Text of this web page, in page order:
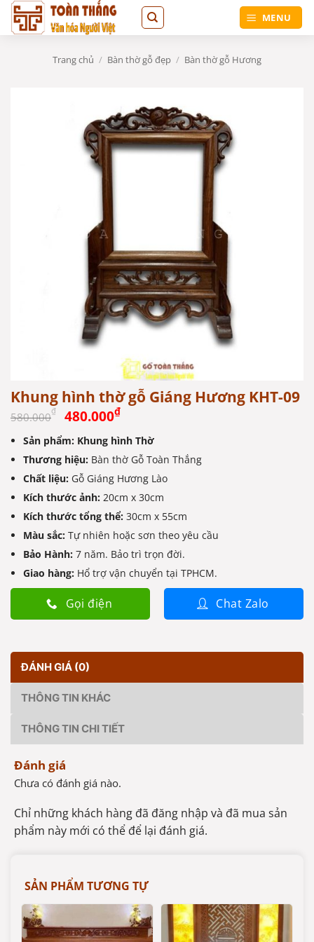
Bỏ
qua
MENU
Trang chủ / Bàn thờ gỗ đẹp / Bàn thờ gỗ Hương
Khung hình thờ gỗ Giáng Hương KHT-09
580.000₫ Giá
gốc
là:
580.000₫.
480.000₫Giá
hiện
tại
là:
480.000₫.
Sản phẩm: Khung hình Thờ
Thương hiệu: Bàn thờ Gỗ Toàn Thắng
Chất liệu: Gỗ Giáng Hương Lào
Kích thước ảnh: 20cm x 30cm
Kích thước tổng thể: 30cm x 55cm
Màu sắc: Tự nhiên hoặc sơn theo yêu cầu
Bảo Hành: 7 năm. Bảo trì trọn đời.
Giao hàng: Hổ trợ vận chuyển tại TPHCM.
Gọi điện Chat Zalo
ĐÁNH GIÁ (0)
THÔNG TIN KHÁC
THÔNG TIN CHI TIẾT
Đánh giá
Chưa có đánh giá nào.
Chỉ những khách hàng đã đăng nhập và đã mua sản
phẩm này mới có thể để lại đánh giá.
SẢN PHẨM TƯƠNG TỰ